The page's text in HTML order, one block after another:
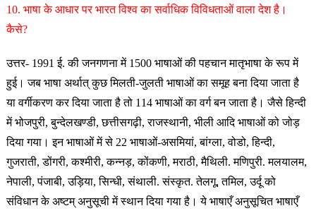
10. भाषा के आधार पर भारत विश्व का सर्वाधिक विविधताओं वाला देश है।
कैसे?
उत्तर- 1991 ई. की जनगणना में 1500 भाषाओं की पहचान मातृभाषा के रूप में
हुई। जब भाषा अर्थात् कुछ मिलती-जुलती भाषाओं का समूह बना दिया जाता है
या वर्गीकरण कर दिया जाता है तो 114 भाषाओं का वर्ग बन जाता है। जैसे हिन्दी
में भोजपुरी, बुन्देलखण्डी, छत्तीसगढ़ी, राजस्थानी, भीली आदि भाषाओं को जोड़
दिया गया। इन भाषाओं में से 22 भाषाओं-असमियां, बांग्ला, वोडो, हिन्दी,
गुजराती, डोंगरी, कश्मीरी, कन्नड़, कोंकणी, मराठी, मैथिली. मणिपुरी. मलयालम,
नेपाली, पंजाबी, उड़िया, सिन्धी, संथाली. संस्कृत. तेलगू, तमिल, उर्दू को
संविधान के अष्टम् अनुसूची में स्थान दिया गया है। ये भाषाएँ अनुसूचित भाषाएँ